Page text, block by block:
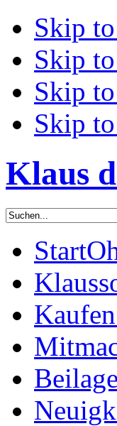
Skip
Skip
Skip
Skip
Klaus
Start
Klaus
Beilage